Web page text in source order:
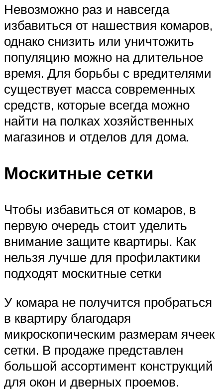
Невозможно раз и навсегда
избавиться от нашествия комаров,
однако снизить или уничтожить
популяцию можно на длительное
время. Для борьбы с вредителями
существует масса современных
средств, которые всегда можно
найти на полках хозяйственных
магазинов и отделов для дома.
Москитные сетки
Чтобы избавиться от комаров, в
первую очередь стоит уделить
внимание защите квартиры. Как
нельзя лучше для профилактики
подходят москитные сетки
У комара не получится пробраться
в квартиру благодаря
микроскопическим размерам ячеек
сетки. В продаже представлен
большой ассортимент конструкций
для окон и дверных проемов.